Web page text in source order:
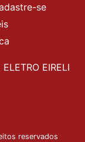
se
EIRELI
reservados